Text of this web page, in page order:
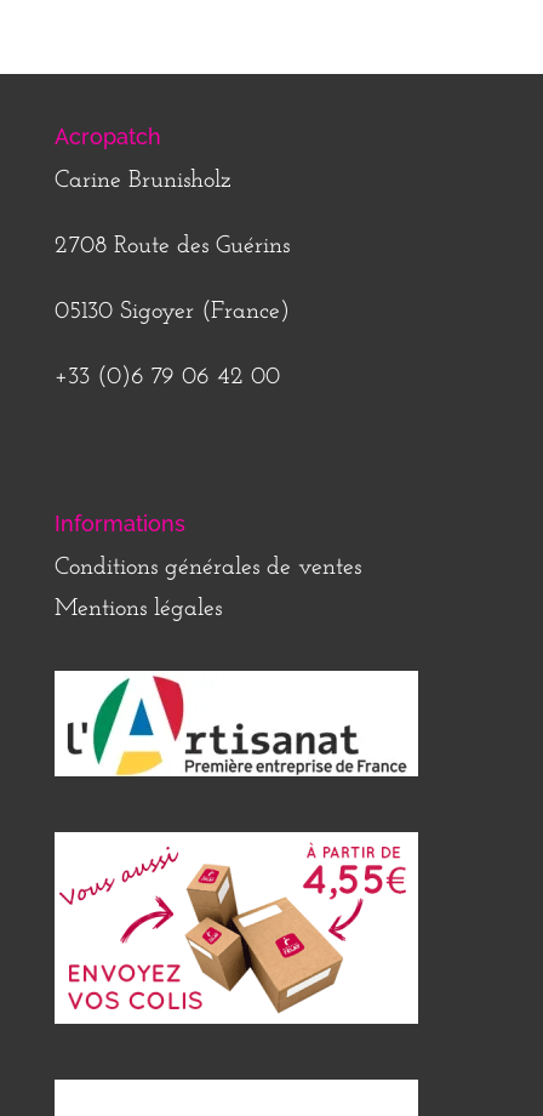
Acropatch
Carine Brunisholz
2708 Route des Guérins
05130 Sigoyer (France)
+33 (0)6 79 06 42 00
Informations
Conditions générales de ventes
Mentions légales